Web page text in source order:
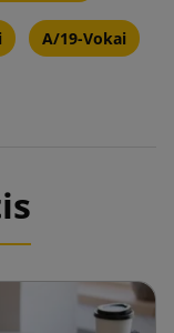
A/19-Vokai